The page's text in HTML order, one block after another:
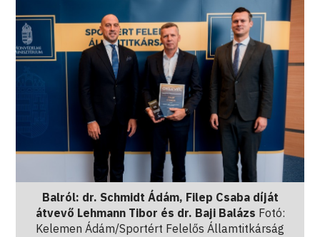
Balról: dr. Schmidt Ádám, Filep Csaba díját
átvevő Lehmann Tibor és dr. Baji Balázs Fotó:
Kelemen Ádám/Sportért Felelős Államtitkárság